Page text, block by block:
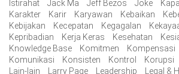
Istirahat
Jack Ma Jeff Bezos Joke
Karakter
Karir Karyawan Kebaikan
Kebijakan
Kecepatan Kegagalan
Kepribadian
Kerja Keras Kesehatan
Knowledge Base
Komitmen Kompensasi
Komunikasi
Konsisten Kontrol Korupsi
Lain-lain
Larry Page Leadership Legal &